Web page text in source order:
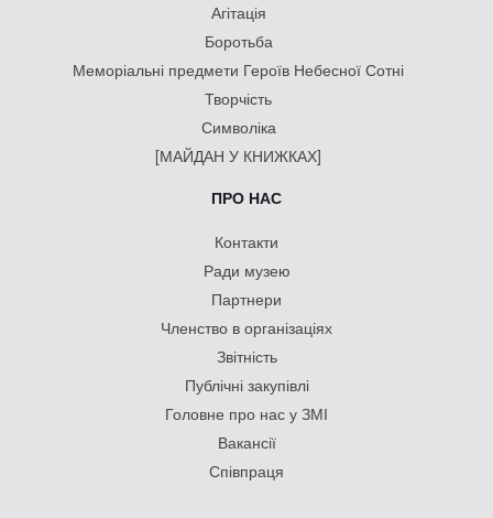
Агітація
Боротьба
Меморіальні предмети Героїв Небесної Сотні
Творчість
Символіка
[МАЙДАН У КНИЖКАХ]
ПРО НАС
Контакти
Ради музею
Партнери
Членство в організаціях
Звітність
Публічні закупівлі
Головне про нас у ЗМІ
Вакансії
Співпраця